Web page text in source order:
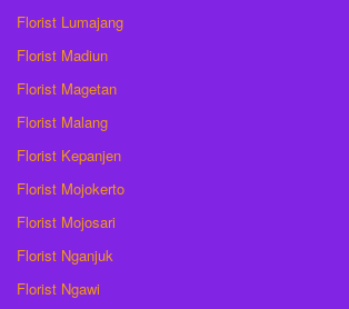
Florist Lumajang
Florist Madiun
Florist Magetan
Florist Malang
Florist Kepanjen
Florist Mojokerto
Florist Mojosari
Florist Nganjuk
Florist Ngawi